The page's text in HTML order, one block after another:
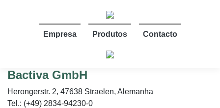
Empresa Produtos Contacto
Bactiva GmbH
Herongerstr. 2, 47638 Straelen, Alemanha
Tel.: (+49) 2834-94230-0